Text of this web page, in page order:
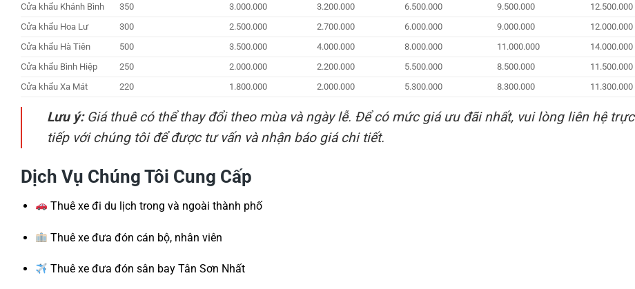
Cửa khẩu Khánh Bình
350 3.000.000 3.200.000 6.500.000 9.500.000
12.500.000
Cửa khẩu Hoa Lư
300 2.500.000 2.700.000 6.000.000 9.000.000
12.000.000
Cửa khẩu Hà Tiên
500 3.500.000 4.000.000 8.000.000 11.000.000
14.000.000
Cửa khẩu Bình Hiệp
250 2.000.000 2.200.000 5.500.000 8.500.000
11.500.000
Cửa khẩu Xa Mát
220 1.800.000 2.000.000 5.300.000 8.300.000 11.300.000
Lưu ý:Giá thuê có thể thay đổi theo mùa và ngày lễ. Để có mức giá ưu đãi nhất, vui lòng liên hệ trực
tiếp với chúng tôi để được tư vấn và nhận báo giá chi tiết.
Dịch Vụ Chúng Tôi Cung Cấp
Thuê xe đi du lịch trong và ngoài thành phố
Thuê xe đưa đón cán bộ, nhân viên
Thuê xe đưa đón sân bay Tân Sơn Nhất